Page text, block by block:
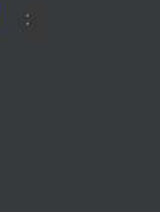
: